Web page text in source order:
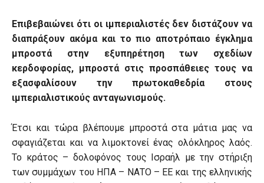
Επιβεβαιώνει ότι οι ιμπεριαλιστές δεν διστάζουν να
διαπράξουν ακόμα και το πιο αποτρόπαιο έγκλημα
μπροστά στην εξυπηρέτηση των σχεδίων
κερδοφορίας, μπροστά στις προσπάθειες τους να
εξασφαλίσουν την πρωτοκαθεδρία στους
ιμπεριαλιστικούς ανταγωνισμούς.
Έτσι και τώρα βλέπουμε μπροστά στα μάτια μας να
σφαγιάζεται και να λιμοκτονεί ένας ολόκληρος λαός.
Το κράτος – δολοφόνος τους Ισραήλ με την στήριξη
των συμμάχων του ΗΠΑ – ΝΑΤΟ – ΕΕ και της ελληνικής